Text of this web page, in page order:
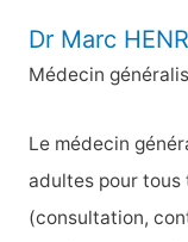
e
r
h
e
r
Dr Marc
Médecin
Le médecin
adultes pour tous
(consultation,